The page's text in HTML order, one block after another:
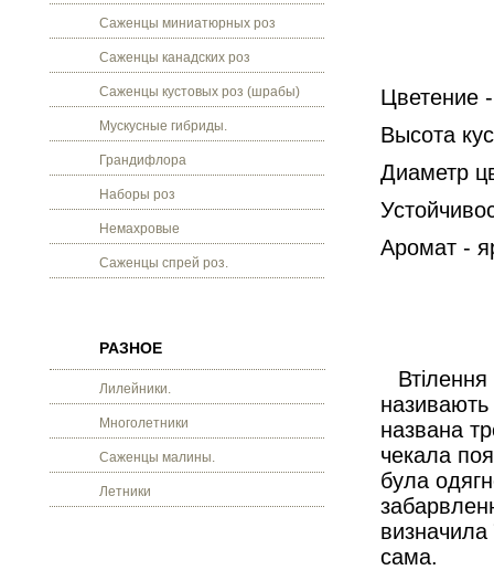
Саженцы миниатюрных роз
Саженцы канадских роз
Саженцы кустовых роз (шрабы)
Мускусные гибриды.
Грандифлора
Наборы роз
Немахровые
Саженцы спрей роз.
РАЗНОЕ
Лилейники.
Многолетники
Саженцы малины.
Летники
Цветение
Высота
Диаметр
Аромат -
названа
чекала
була
визначила
сама.